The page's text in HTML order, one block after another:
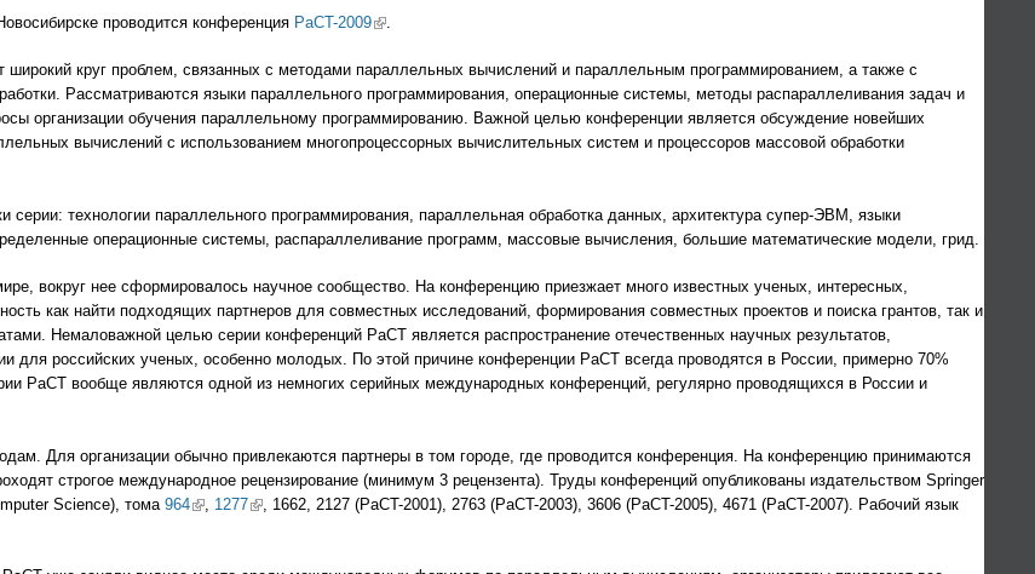
проводится конференция PaCT-2009(link is external)
широкий круг проблем, связанных с методами параллельных вычислений и параллельным программированием, а также с
Рассматриваются языки параллельного программирования, операционные системы, методы распараллеливания задач и
организации обучения параллельному программированию. Важной целью конференции является обсуждение новейших
вычислений с использованием многопроцессорных вычислительных систем и процессоров массовой обработки
серии: технологии параллельного программирования, параллельная обработка данных, архитектура супер-ЭВМ, языки
операционные системы, распараллеливание программ, массовые вычисления, большие математические модели, грид.
вокруг нее сформировалось научное сообщество. На конференцию приезжает много известных ученых, интересных,
как найти подходящих партнеров для совместных исследований, формирования совместных проектов и поиска грантов, так и
Немаловажной целью серии конференций PaCT является распространение отечественных научных результатов,
для российских ученых, особенно молодых. По этой причине конференции PaCT всегда проводятся в России, примерно 70%
PaCT вообще являются одной из немногих серийных международных конференций, регулярно проводящихся в России и
Для организации обычно привлекаются партнеры в том городе, где проводится конференция. На конференцию принимаются
строгое международное рецензирование (минимум 3 рецензента). Труды конференций опубликованы издательством Springer
Science), тома 964(link is external)
1277(link is external)
, 1662, 2127 (PaCT-2001), 2763 (PaCT-2003), 3606 (PaCT-2005), 4671 (PaCT-2007). Рабочий язык